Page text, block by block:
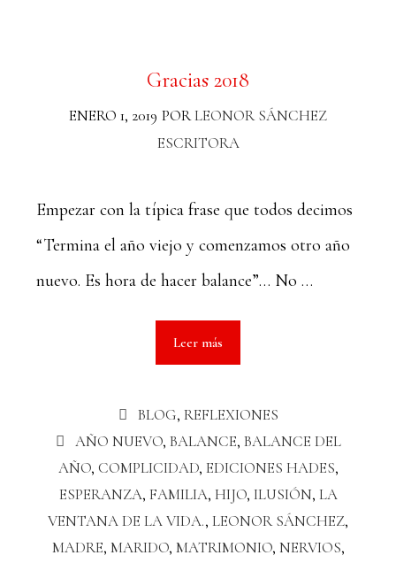
Gracias 2018
ENERO 1, 2019 PORLEONOR SÁNCHEZ
ESCRITORA
Empezar con la típica frase que todos decimos
“Termina el año viejo y comenzamos otro año
nuevo. Es hora de hacer balance”… No …
Leer más
BLOG,REFLEXIONES
AÑO NUEVO,BALANCE,BALANCE DEL
AÑO, COMPLICIDAD, EDICIONES HADES,
ESPERANZA, FAMILIA, HIJO, ILUSIÓN, LA
VENTANA DE LA VIDA., LEONOR SÁNCHEZ,
MADRE, MARIDO, MATRIMONIO, NERVIOS,